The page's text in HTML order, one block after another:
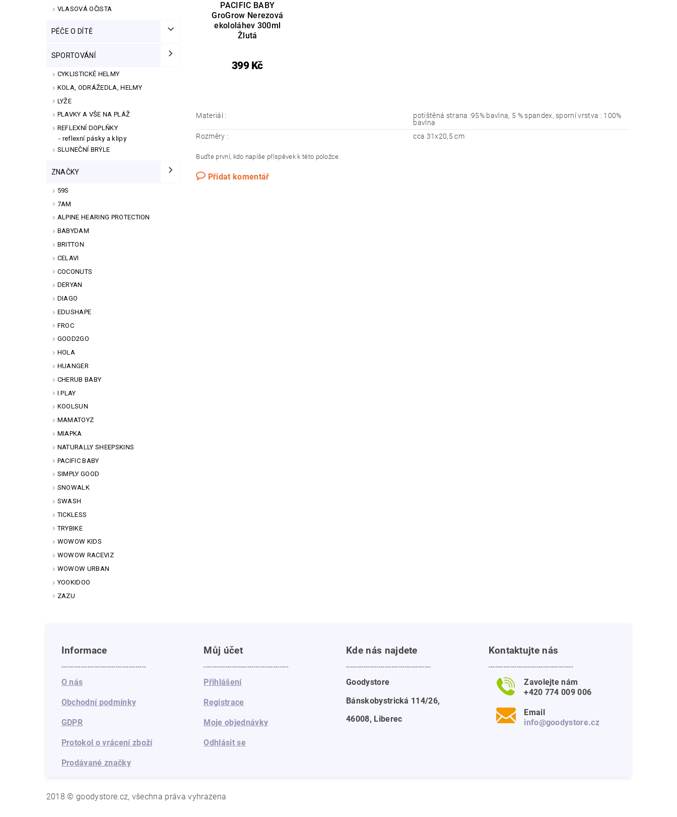
VLASOVÁ OČISTA
PÉČE O DÍTĚ
SPORTOVÁNÍ
CYKLISTICKÉ HELMY
KOLA, ODRÁŽEDLA, HELMY
LYŽE
PLAVKY A VŠE NA PLÁŽ
REFLEXNÍ DOPLŇKY
reflexní pásky a klipy
SLUNEČNÍ BRÝLE
ZNAČKY
59S
7AM
ALPINE HEARING PROTECTION
BABYDAM
BRITTON
CELAVI
COCONUTS
DERYAN
DIAGO
EDUSHAPE
FROC
GOOD2GO
HOLA
HUANGER
CHERUB BABY
I PLAY
KOOLSUN
MAMATOYZ
MIAPKA
NATURALLY SHEEPSKINS
PACIFIC BABY
SIMPLY GOOD
SNOWALK
SWASH
TICKLESS
TRYBIKE
WOWOW KIDS
WOWOW RACEVIZ
WOWOW URBAN
YOOKIDOO
ZAZU
PACIFIC BABY
GroGrow Nerezová
ekololáhev 300ml
Žlutá
399 Kč
Materiál :
potištěná strana :95% bavlna, 5 % spandex, sporní vrstva : 100%
bavlna
Rozměry :
cca 31x20,5 cm
Buďte první, kdo napíše příspěvek k této položce.
Přidat komentář
Informace
---------------------------------------
O nás
Obchodní podmínky
GDPR
Protokol o vrácení zboží
Prodávané značky
Můj účet
---------------------------------------
Přihlášení
Registrace
Moje objednávky
Odhlásit se
Kde nás najdete
---------------------------------------
Goodystore
Bánskobystrická 114/26,
46008, Liberec
Kontaktujte nás
---------------------------------------
Zavolejte nám
+420 774 009 006
Email
info@goodystore.cz
2018 © goodystore.cz, všechna práva vyhrazena